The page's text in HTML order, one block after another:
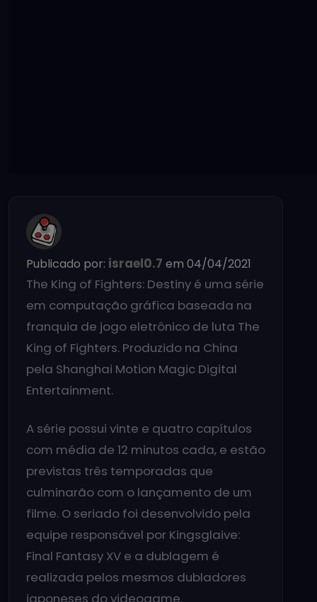
Publicado por: israel0.7 em 04/04/2021
The King of Fighters: Destiny é uma série
em computação gráfica baseada na
franquia de jogo eletrônico de luta The
King of Fighters. Produzido na China
pela Shanghai Motion Magic Digital
Entertainment.
A série possui vinte e quatro capítulos
com média de 12 minutos cada, e estão
previstas três temporadas que
culminarão com o lançamento de um
filme. O seriado foi desenvolvido pela
equipe responsável por Kingsglaive:
Final Fantasy XV e a dublagem é
realizada pelos mesmos dubladores
japoneses do videogame.